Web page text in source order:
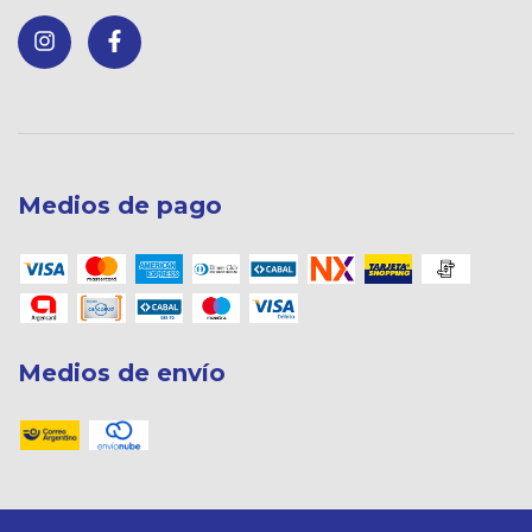
Medios de pago
Medios de envío